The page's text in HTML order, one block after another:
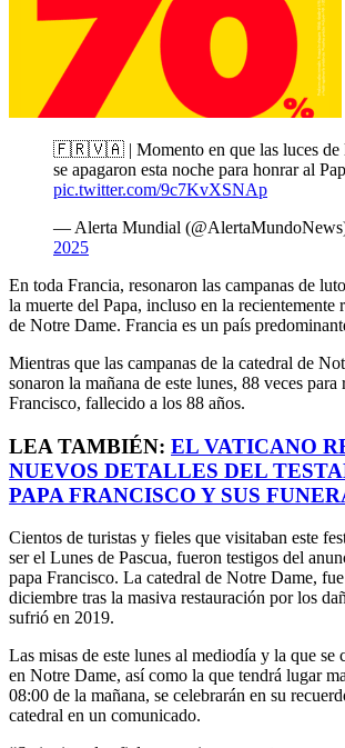
🇫🇷🇻🇦 | Momento en que las luces de
se apagaron esta noche para honrar al
pic.twitter.com/9c7KvXSNAp
— Alerta Mundial
2025
En toda Francia, resonaron las campanas de
la muerte del Papa, incluso en la recientemente
de Notre Dame. Francia es un país
Mientras que las campanas de la catedral de
sonaron la mañana de este lunes, 88 veces para
Francisco, fallecido a los 88 años.
LEA TAMBIÉN: EL VATICANO
NUEVOS DETALLES DEL
PAPA FRANCISCO Y SUS
Cientos de turistas y fieles que visitaban este
ser el Lunes de Pascua, fueron testigos del
papa Francisco. La catedral de Notre Dame,
diciembre tras la masiva restauración por los
sufrió en 2019.
Las misas de este lunes al mediodía y la que se
en Notre Dame, así como la que tendrá lugar
08:00 de la mañana, se celebrarán en su
catedral en un comunicado.